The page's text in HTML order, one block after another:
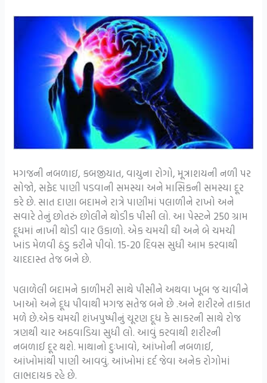
મગજની નબળાઇ, કબજીયાત, વાયુના રોગો, મૂત્રાશયની નળી પર
સોજો, સફેદ પાણી પડવાની સમસ્યા અને માસિકની સમસ્યા દૂર
કરે છે. સાત દાણા બદામને રાત્રે પાણીમાં પલાળીને રાખો અને
સવારે તેનું છોતરું છોલીને થોડીક પીસી લો. આ પેસ્ટને 250 ગ્રામ
દૂધમાં નાખી થોડી વાર ઉકાળો. એક ચમચી ઘી અને બે ચમચી
ખાંડ મેળવી ઠંડુ કરીને પીવો. 15-20 દિવસ સુધી આમ કરવાથી
યાદદાસ્ત તેજ બને છે.
પલાળેલી બદામને કાળીમરી સાથે પીસીને અથવા ખૂબ જ ચાવીને
ખાઓ અને દૂધ પીવાથી મગજ સતેજ બને છે .અને શરીરને તાકાત
મળે છે.એક ચમચી શંખપુષ્પીનું ચૂરણ દૂધ કે સાકરની સાથે રોજ
ત્રણથી ચાર અઠવાડિયા સુધી લો. આવું કરવાથી શરીરની
નબળાઈ દૂર થશે. માથાનો દુઃખાવો, આંખોની નબળાઈ,
આંખોમાંથી પાણી આવવું. આંખોમાં દર્દ જેવા અનેક રોગોમાં
લાભદાયક રહે છે.